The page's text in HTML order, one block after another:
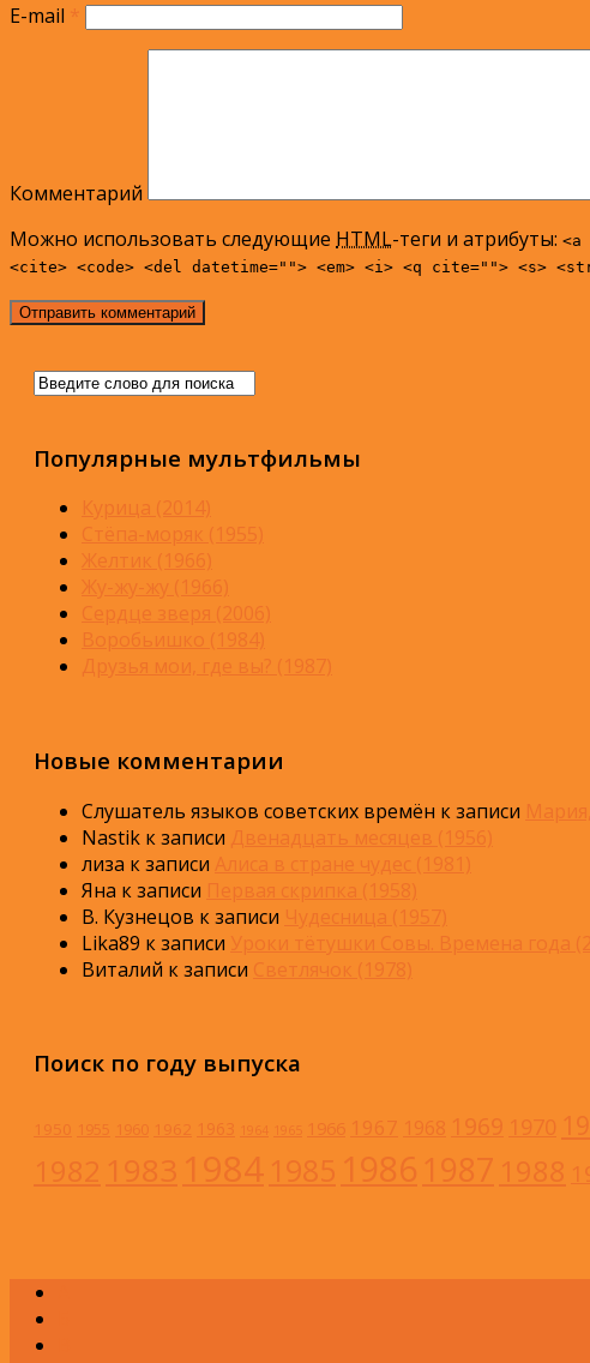
E-mail *
Комментарий
Можно использовать следующие HTML-теги и атрибуты:
<cite> <code> <del datetime=""> <em> <i> <q cite=""> <s>
Популярные мультфильмы
Курица (2014)
Стёпа-моряк (1955)
Желтик (1966)
Жу-жу-жу (1966)
Сердце зверя (2006)
Воробьишко (1984)
Друзья мои, где вы? (1987)
Новые комментарии
Слушатель языков советских времён к записи
Nastik к записи Двенадцать месяцев (1956)
лиза к записи Алиса в стране чудес (1981)
Яна к записи Первая скрипка (1958)
В. Кузнецов к записи Чудесница (1957)
Lika89 к записи Уроки тётушки Совы. Времена года
Виталий к записи Светлячок (1978)
Поиск по году выпуска
1950 1955 1960 1962 1963 1964 1965 1966 1967 1968 1969 1970
1982 1983 1984 1985 1986 1987 1988